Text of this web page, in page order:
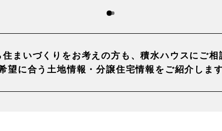
まいづくりを お考えの方も、積水ハウスに ご相
望に合う土地情報・分譲住宅情報をご紹介します